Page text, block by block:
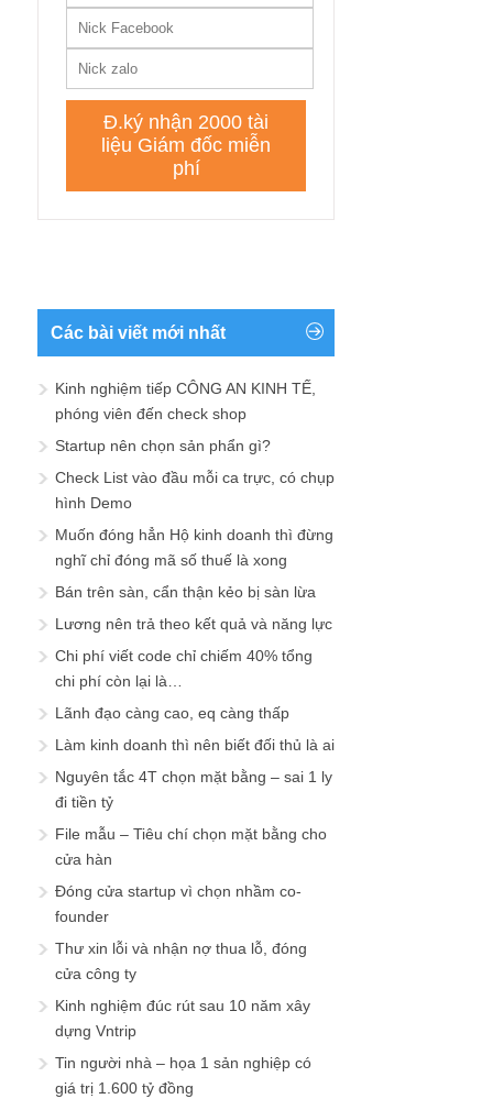
Các bài viết mới nhất
Kinh nghiệm tiếp CÔNG AN KINH TẾ,
phóng viên đến check shop
Startup nên chọn sản phẩn gì?
Check List vào đầu mỗi ca trực, có chụp
hình Demo
Muốn đóng hẳn Hộ kinh doanh thì đừng
nghĩ chỉ đóng mã số thuế là xong
Bán trên sàn, cẩn thận kẻo bị sàn lừa
Lương nên trả theo kết quả và năng lực
Chi phí viết code chỉ chiếm 40% tổng
chi phí còn lại là…
Lãnh đạo càng cao, eq càng thấp
Làm kinh doanh thì nên biết đối thủ là ai
Nguyên tắc 4T chọn mặt bằng – sai 1 ly
đi tiền tỷ
File mẫu – Tiêu chí chọn mặt bằng cho
cửa hàn
Đóng cửa startup vì chọn nhầm co-
founder
Thư xin lỗi và nhận nợ thua lỗ, đóng
cửa công ty
Kinh nghiệm đúc rút sau 10 năm xây
dựng Vntrip
Tin người nhà – họa 1 sản nghiệp có
giá trị 1.600 tỷ đồng